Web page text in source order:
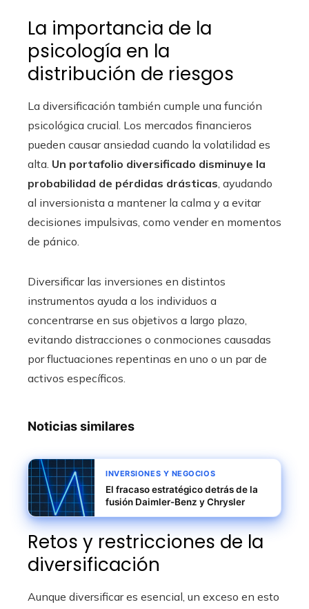
La importancia de la
psicología en la
distribución de riesgos
La diversificación también cumple una función
psicológica crucial. Los mercados financieros
pueden causar ansiedad cuando la volatilidad es
alta. Un portafolio diversificado disminuye la
probabilidad de pérdidas drásticas, ayudando
al inversionista a mantener la calma y a evitar
decisiones impulsivas, como vender en momentos
de pánico.
Diversificar las inversiones en distintos
instrumentos ayuda a los individuos a
concentrarse en sus objetivos a largo plazo,
evitando distracciones o conmociones causadas
por fluctuaciones repentinas en uno o un par de
activos específicos.
Noticias similares
INVERSIONES Y NEGOCIOS
El fracaso estratégico detrás de la
fusión Daimler-Benz y Chrysler
Retos y restricciones de la
diversificación
Aunque diversificar es esencial, un exceso en esto